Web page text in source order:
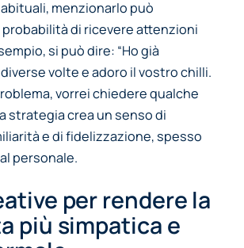
menzionarlo può
di ricevere attenzioni
si può dire: “Ho già
volte e adoro il vostro chilli.
vorrei chiedere qualche
strategia crea un senso di
e di fidelizzazione, spesso
personale.
per rendere la
più simpatica e